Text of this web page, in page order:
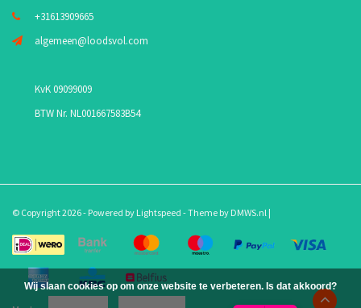
+31613909665
algemeen@loodsvol.com
KvK 09099009
BTW Nr. NL001667583B54
© Copyright 2026 - Powered by Lightspeed - Theme by DMWS.nl |
Wij slaan cookies op om onze website te verbeteren. Is dat akkoord?